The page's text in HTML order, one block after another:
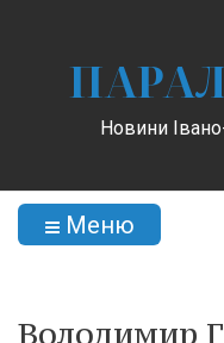
Новини
Меню
Володимир